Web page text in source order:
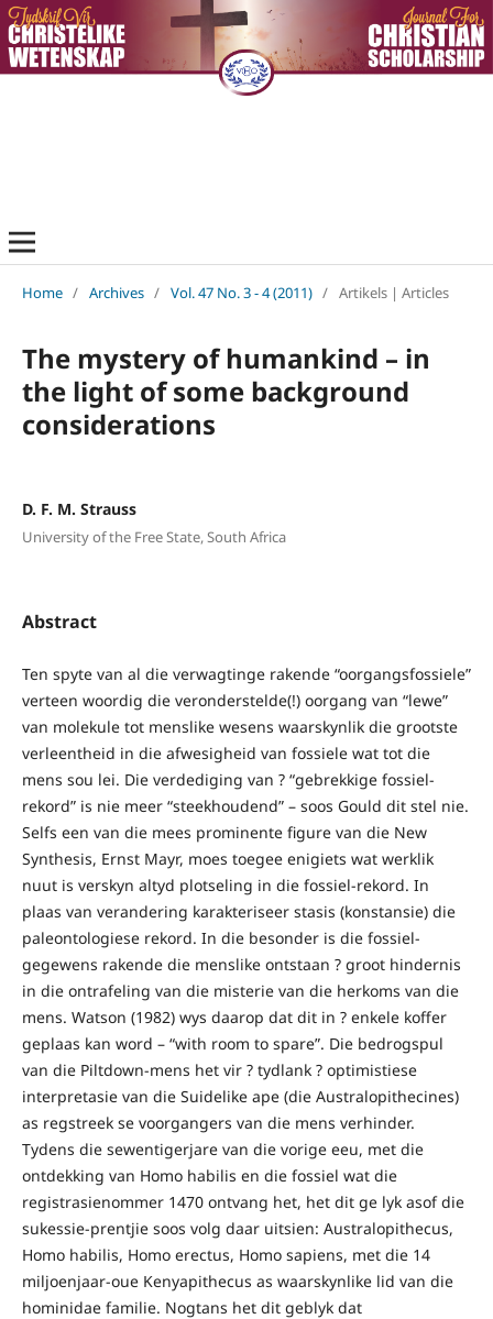
Home / Archives / Vol. 47 No. 3 - 4 (2011) / Artikels | Articles
The mystery of humankind – in
the light of some background
considerations
D. F. M. Strauss
University of the Free State, South Africa
Abstract
Ten spyte van al die verwagtinge rakende “oorgangsfossiele”
verteen woordig die veronderstelde(!) oorgang van “lewe”
van molekule tot menslike wesens waarskynlik die grootste
verleentheid in die afwesigheid van fossiele wat tot die
mens sou lei. Die verdediging van ? “gebrekkige fossiel-
rekord” is nie meer “steekhoudend” – soos Gould dit stel nie.
Selfs een van die mees prominente figure van die New
Synthesis, Ernst Mayr, moes toegee enigiets wat werklik
nuut is verskyn altyd plotseling in die fossiel-rekord. In
plaas van verandering karakteriseer stasis (konstansie) die
paleontologiese rekord. In die besonder is die fossiel-
gegewens rakende die menslike ontstaan ? groot hindernis
in die ontrafeling van die misterie van die herkoms van die
mens. Watson (1982) wys daarop dat dit in ? enkele koffer
geplaas kan word – “with room to spare”. Die bedrogspul
van die Piltdown-mens het vir ? tydlank ? optimistiese
interpretasie van die Suidelike ape (die Australopithecines)
as regstreek se voorgangers van die mens verhinder.
Tydens die sewentigerjare van die vorige eeu, met die
ontdekking van Homo habilis en die fossiel wat die
registrasienommer 1470 ontvang het, het dit ge lyk asof die
sukessie-prentjie soos volg daar uitsien: Australopithecus,
Homo habilis, Homo erectus, Homo sapiens, met die 14
miljoenjaar-oue Kenyapithecus as waarskynlike lid van die
hominidae familie. Nogtans het dit geblyk dat